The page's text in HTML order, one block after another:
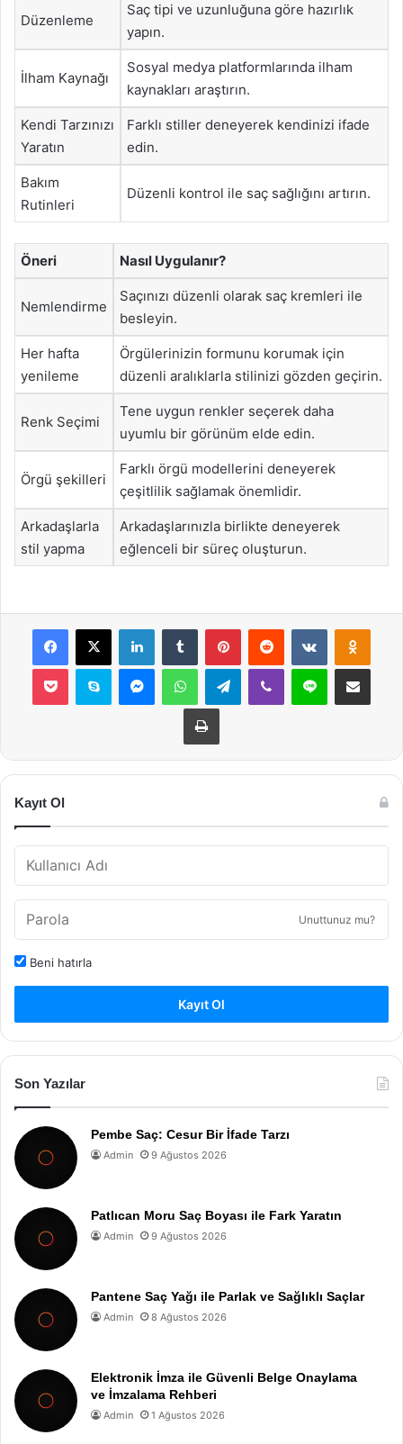
Düzenleme
Saç tipi ve uzunluğuna göre hazırlık
yapın.
İlham Kaynağı
Sosyal medya platformlarında ilham
kaynakları araştırın.
Kendi Tarzınızı
Yaratın
Farklı stiller deneyerek kendinizi ifade
edin.
Bakım
Rutinleri
Düzenli kontrol ile saç sağlığını artırın.
Öneri Nasıl Uygulanır?
Nemlendirme
Saçınızı düzenli olarak saç kremleri ile
besleyin.
Her hafta
yenileme
Örgülerinizin formunu korumak için
düzenli aralıklarla stilinizi gözden geçirin.
Renk Seçimi
Tene uygun renkler seçerek daha
uyumlu bir görünüm elde edin.
Örgü şekilleri
Farklı örgü modellerini deneyerek
çeşitlilik sağlamak önemlidir.
Arkadaşlarla
stil yapma
Arkadaşlarınızla birlikte deneyerek
eğlenceli bir süreç oluşturun.
Facebook
X LinkedInTumblr PinterestReddit VKontakte
Pocket Skype MessengerWhatsAppTelegramViber Line E-Posta ile
Yazdır
Kayıt Ol
Unuttunuz mu?
Beni hatırla
Kayıt Ol
Son Yazılar
Pembe Saç: Cesur Bir İfade Tarzı
Admin 9 Ağustos 2026
Patlıcan Moru Saç Boyası ile Fark Yaratın
Admin 9 Ağustos 2026
Pantene Saç Yağı ile Parlak ve Sağlıklı Saçlar
Admin 8 Ağustos 2026
Elektronik İmza ile Güvenli Belge Onaylama
ve İmzalama Rehberi
Admin 1 Ağustos 2026